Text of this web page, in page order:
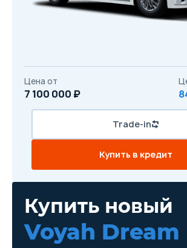
Купить новый
Voyah Dream
Цена от
7 100 000 ₽
Trade-in
Купить в кредит